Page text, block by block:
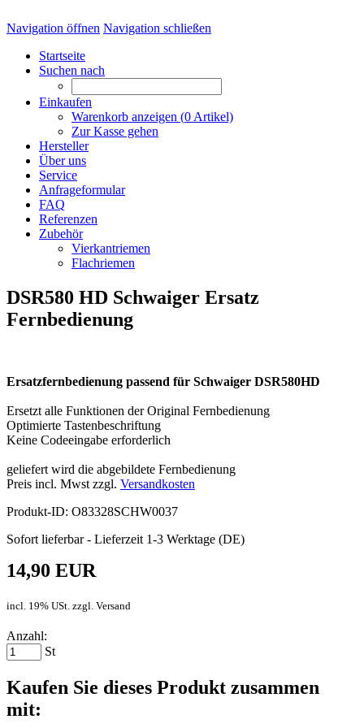
Navigation öffnen Navigation schließen
Startseite
Suchen nach
Einkaufen
Warenkorb anzeigen (0 Artikel)
Zur Kasse gehen
Hersteller
Über uns
Service
Anfrageformular
FAQ
Referenzen
Zubehör
Vierkantriemen
Flachriemen
DSR580 HD Schwaiger Ersatz
Fernbedienung
Ersatzfernbedienung passend für Schwaiger DSR580HD
Ersetzt alle Funktionen der Original Fernbedienung
Optimierte Tastenbeschriftung
Keine Codeeingabe erforderlich
geliefert wird die abgebildete Fernbedienung
Preis incl. Mwst zzgl. Versandkosten
Produkt-ID: O83328SCHW0037
Sofort lieferbar - Lieferzeit 1-3 Werktage (DE)
14,90 EUR
incl. 19% USt. zzgl. Versand
Anzahl:
St
Kaufen Sie dieses Produkt zusammen
mit: